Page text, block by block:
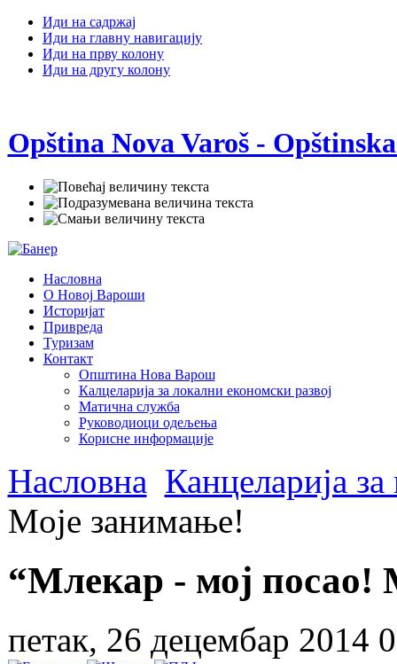
Иди на садржај
Иди на главну навигацију
Иди на прву колону
Иди на другу колону
Opština Nova Varoš -
Насловна
О Новој Вароши
Историјат
Привреда
Туризам
Контакт
Општина Нова Варош
Калцеларија за локални економски развој
Матична служба
Руководиоци одељења
Корисне информације
Насловна Канцеларија
Mоје занимање!
“Млекар - мој посао!
петак, 26 децембар 2014